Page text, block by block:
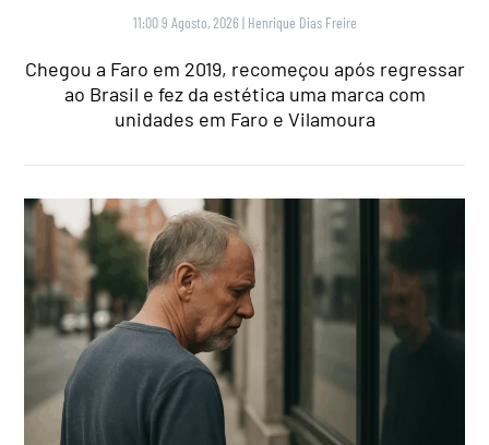
11:00 9 Agosto, 2026 | Henrique Dias Freire
Chegou a Faro em 2019, recomeçou após regressar
ao Brasil e fez da estética uma marca com
unidades em Faro e Vilamoura